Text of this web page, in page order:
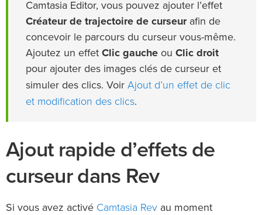
Camtasia Editor, vous pouvez ajouter l’effet
Créateur de trajectoire de curseurafin de
concevoir le parcours du curseur vous-même.
Ajoutez un effet Clic gauche ou Clic droit
pour ajouter des images clés de curseur et
simuler des clics. Voir Ajout d’un effet de clic
et modification des clics.
Ajout rapide d’effets de
curseur dans Rev
Si vous avez activé Camtasia Rev au moment